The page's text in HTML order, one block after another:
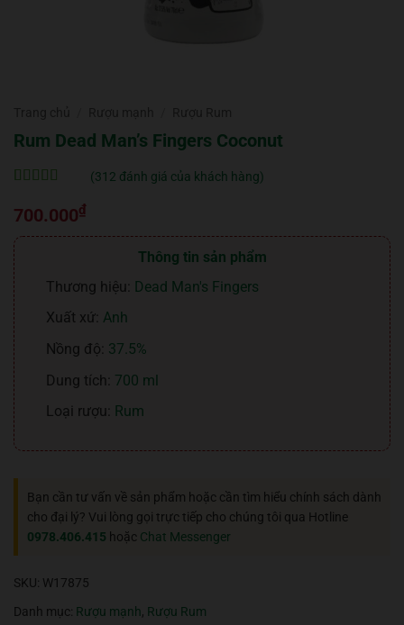
Rum Dead Man’s Fingers Coconut
trênđánh
giá
(312 đánh giá của khách hàng)
700.000₫
Thông tin sản phẩm
Thương hiệu: Dead Man's Fingers
Xuất xứ: Anh
Nồng độ: 37.5%
Dung tích: 700 ml
Loại rượu:
Rum
Bạn cần tư vấn về sản phẩm hoặc cần tìm hiểu chính sách dành
cho đại lý? Vui lòng gọi trực tiếp cho chúng tôi qua Hotline
0978.406.415 hoặc Chat Messenger
SKU: W17875
Danh mục: Rượu mạnh, Rượu Rum